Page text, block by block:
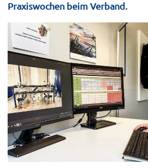
Praxiswochen beim Verband.